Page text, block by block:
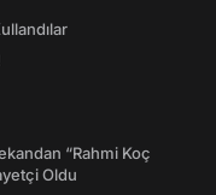
“Rahmi Koç
Oldu